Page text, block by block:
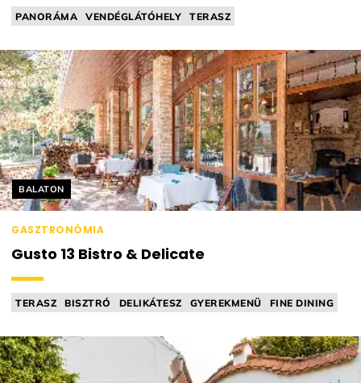
PANORÁMA VENDÉGLÁTÓHELY TERASZ
Helyszín címkék:
BALATON
GASZTRONÓMIA
Gusto 13 Bistro & Delicate
TERASZ BISZTRÓ DELIKÁTESZ GYEREKMENÜ FINE DINING